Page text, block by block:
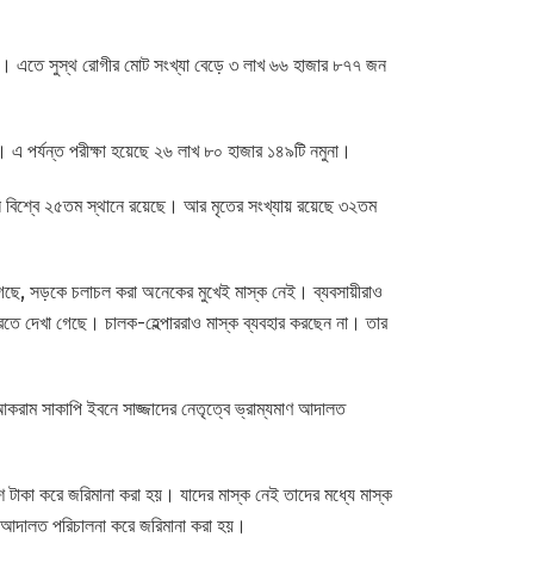
এতে সুস্থ রোগীর মোট সংখ্যা বেড়ে ৩ লাখ ৬৬ হাজার ৮৭৭ জন
এ পর্যন্ত পরীক্ষা হয়েছে ২৬ লাখ ৮০ হাজার ১৪৯টি নমুনা।
বিশ্বে ২৫তম স্থানে রয়েছে। আর মৃতের সংখ্যায় রয়েছে ৩২তম
সড়কে চলাচল করা অনেকের মুখেই মাস্ক নেই। ব্যবসায়ীরাও
দেখা গেছে। চালক-হেল্পাররাও মাস্ক ব্যবহার করছেন না। তার
সাকাপি ইবনে সাজ্জাদের নেতৃত্বে ভ্রাম্যমাণ আদালত
করে জরিমানা করা হয়। যাদের মাস্ক নেই তাদের মধ্যে মাস্ক
পরিচালনা করে জরিমানা করা হয়।